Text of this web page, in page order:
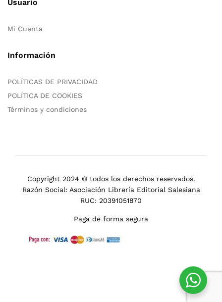
Usuario
Mi Cuenta
Información
POLÍTICAS DE PRIVACIDAD
POLÍTICA DE COOKIES
Términos y condiciones
Copyright 2024 © todos los derechos reservados.
Razón Social: Asociación Librería Editorial Salesiana
RUC: 20391051870
Paga de forma segura